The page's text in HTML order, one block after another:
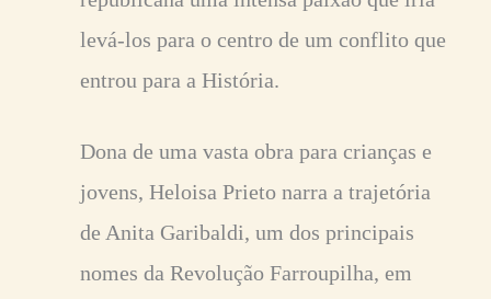
levá-los para o centro de um conflito que
entrou para a História.
Dona de uma vasta obra para crianças e
jovens, Heloisa Prieto narra a trajetória
de Anita Garibaldi, um dos principais
nomes da Revolução Farroupilha, em